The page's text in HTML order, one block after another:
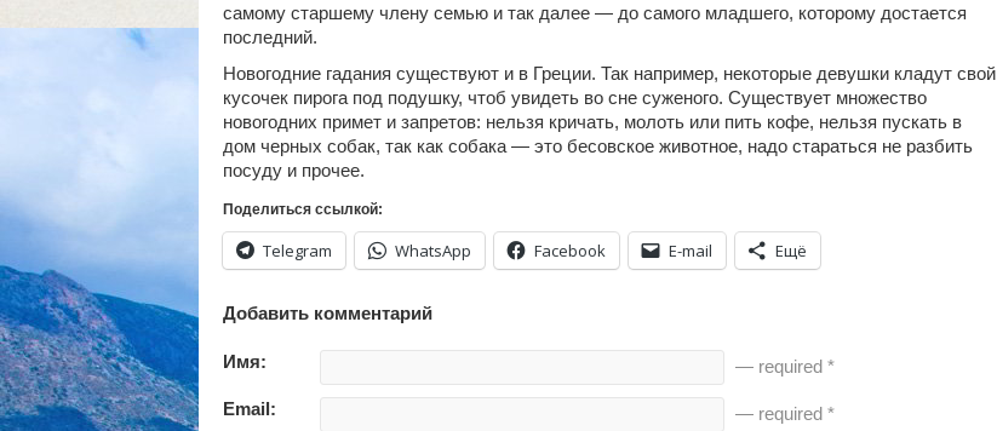
самому старшему члену семью и так далее — до самого младшего, которому достается
последний.
Новогодние гадания существуют и в Греции. Так например, некоторые девушки кладут свой
кусочек пирога под подушку, чтоб увидеть во сне суженого. Существует множество
новогодних примет и запретов: нельзя кричать, молоть или пить кофе, нельзя пускать в
дом черных собак, так как собака — это бесовское животное, надо стараться не разбить
посуду и прочее.
Поделиться ссылкой:
Telegram WhatsApp Facebook E-mail Ещё
Добавить комментарий
Имя: — required *
Email: — required *